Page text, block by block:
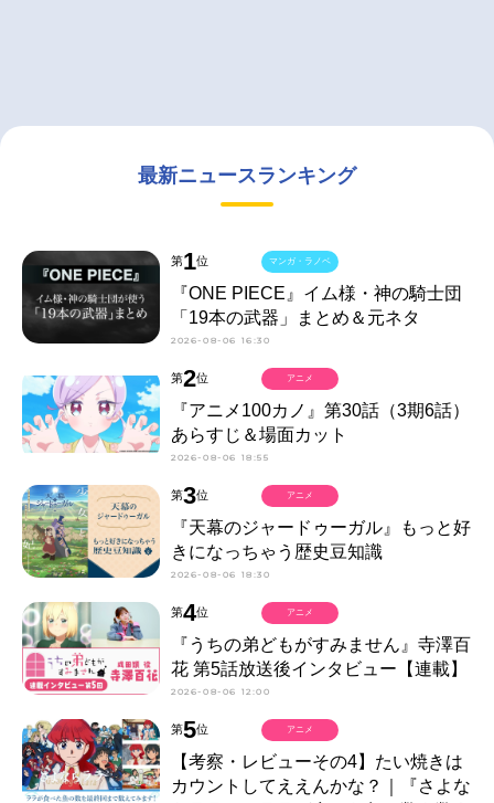
最新ニュースランキング
第1位
『ONE PIECE』イム様・神の騎士団
「19本の武器」まとめ＆元ネタ
2026-08-06 16:30
マンガ・ラノベ
第2位
『アニメ100カノ』第30話（3期6話）
あらすじ＆場面カット
2026-08-06 18:55
アニメ
第3位
『天幕のジャードゥーガル』もっと好
きになっちゃう歴史豆知識
2026-08-06 18:30
アニメ
第4位
『うちの弟どもがすみません』寺澤百
花 第5話放送後インタビュー【連載】
2026-08-06 12:00
アニメ
第5位
【考察・レビューその4】たい焼きは
カウントしてええんかな？｜『さよな
アニメ